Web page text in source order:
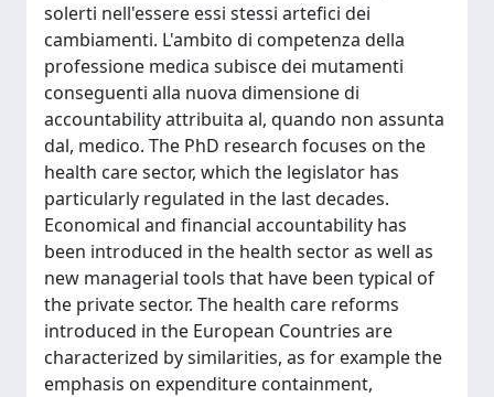
solerti nell'essere essi stessi artefici dei
cambiamenti. L'ambito di competenza della
professione medica subisce dei mutamenti
conseguenti alla nuova dimensione di
accountability attribuita al, quando non assunta
dal, medico. The PhD research focuses on the
health care sector, which the legislator has
particularly regulated in the last decades.
Economical and financial accountability has
been introduced in the health sector as well as
new managerial tools that have been typical of
the private sector. The health care reforms
introduced in the European Countries are
characterized by similarities, as for example the
emphasis on expenditure containment,